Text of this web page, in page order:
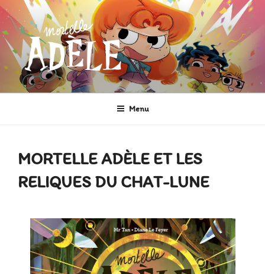
Aller
au
contenu
principal
MORTELLE ADÈLE
Héroïne de Bande dessinée
Menu
MORTELLE ADÈLE ET LES
RELIQUES DU CHAT-LUNE